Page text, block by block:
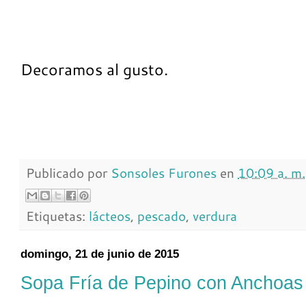
Decoramos al gusto.
Publicado por Sonsoles Furones en 10:09 a. m.
Etiquetas: lácteos, pescado, verdura
domingo, 21 de junio de 2015
Sopa Fría de Pepino con Anchoas